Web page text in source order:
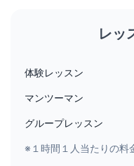
レッ
体験レッスン
マンツーマン
グループレッスン
※１時間１人当たりの料